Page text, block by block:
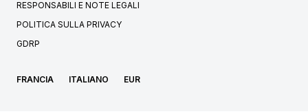
RESPONSABILI E NOTE LEGALI
POLITICA SULLA PRIVACY
GDRP
FRANCIA ITALIANO EUR